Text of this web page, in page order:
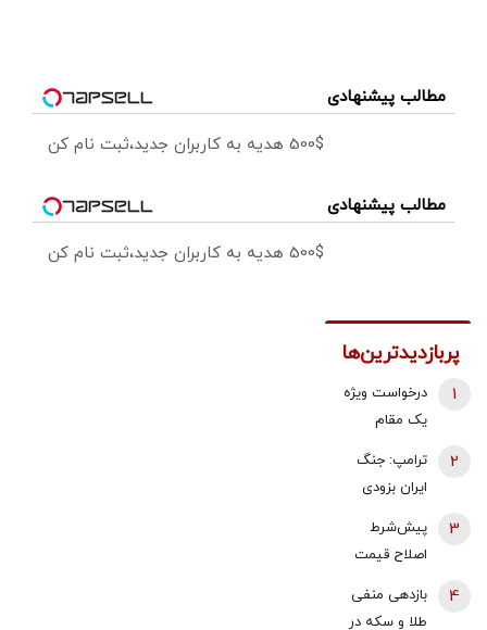
مطالب پیشنهادی
500$ هدیه به کاربران جدید،ثبت نام کن
مطالب پیشنهادی
500$ هدیه به کاربران جدید،ثبت نام کن
پربازدیدترین‌ها
درخواست ویژه
یک مقام
جوانان: اگر
آمریکارا برای
آینده ایران
آن را با صدای
1
ترامپ: جنگ
ایران بزودی
تامین برخی
«محدودتر»
شده است |
2
پیش‌شرط
اصلاح قیمت
3
بازدهی منفی
طلا و سکه در
4